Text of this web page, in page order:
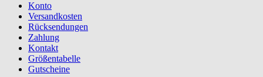
Konto
Versandkosten
Rücksendungen
Zahlung
Kontakt
Größentabelle
Gutscheine